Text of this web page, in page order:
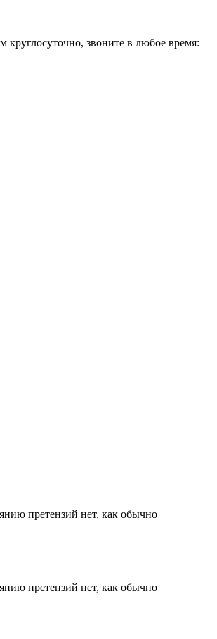
звоните в любое время:
претензий нет, как обычно
претензий нет, как обычно